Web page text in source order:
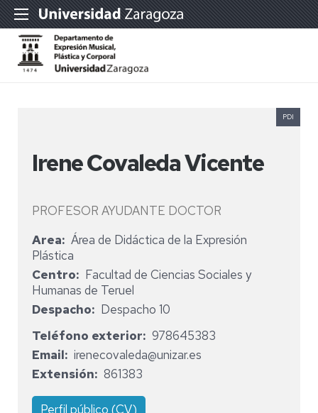
Irene Covaleda Vicente
PROFESOR AYUDANTE DOCTOR
PDI
Area
Área de Didáctica de la Expresión
Plástica
Centro
Facultad de Ciencias Sociales y
Humanas de Teruel
Despacho
Despacho 10
Teléfono exterior
978645383
Email
irenecovaleda@unizar.es
Extensión
861383
Perfil público (CV)